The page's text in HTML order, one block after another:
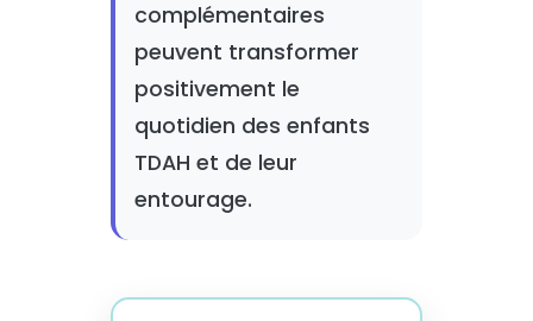
complémentaires
peuvent transformer
positivement le
quotidien des enfants
TDAH et de leur
entourage.